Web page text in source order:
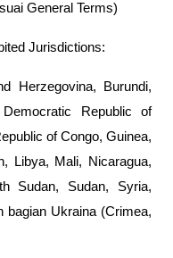
General Terms)
Jurisdictions:
Herzegovina, Burundi,
Republic of
of Congo, Guinea,
Libya, Mali, Nicaragua,
Sudan, Sudan, Syria,
bagian Ukraina (Crimea,